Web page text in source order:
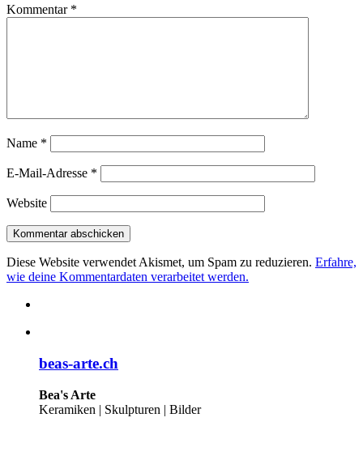
Kommentar *
Name *
E-Mail-Adresse *
Website
Diese Website verwendet Akismet, um Spam zu reduzieren. Erfahre,
wie deine Kommentardaten verarbeitet werden.
beas-arte.ch
Bea's Arte
Keramiken | Skulpturen | Bilder